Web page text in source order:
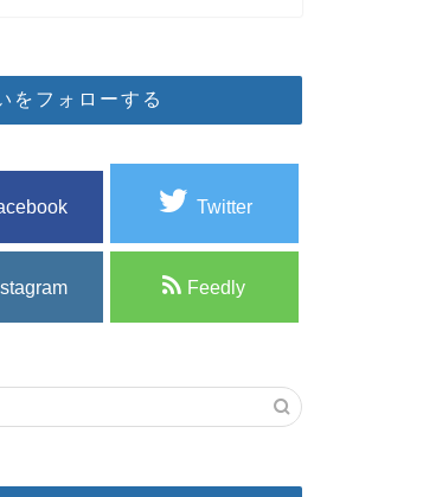
をフォローする
Twitter
Feedly